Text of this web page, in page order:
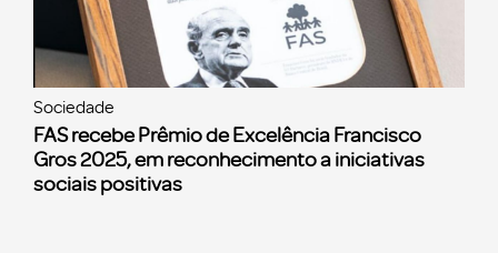
Sociedade
FAS recebe Prêmio de Excelência Francisco
Gros 2025, em reconhecimento a iniciativas
sociais positivas